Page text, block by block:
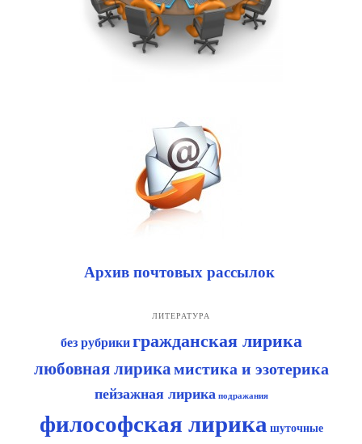
Архив почтовых рассылок
ЛИТЕРАТУРА
без рубрики гражданская лирика
любовная лирикамистика и эзотерика
пейзажная лирика подражания
философская лирика шуточные